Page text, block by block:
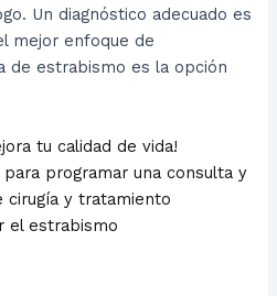
Un diagnóstico adecuado es
mejor enfoque de
de estrabismo es la opción
tu calidad de vida!
programar una consulta y
cirugía y tratamiento
el estrabismo